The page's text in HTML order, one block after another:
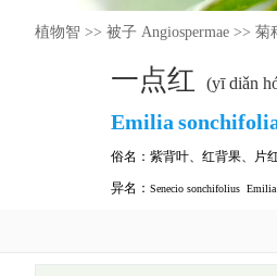
植物智 >> 被子 Angiospermae >> 菊
一点红 (yī diǎn
Emilia
俗名： 紫背叶、 红背果、 片
异名： Senecio sonchifolius Emilia